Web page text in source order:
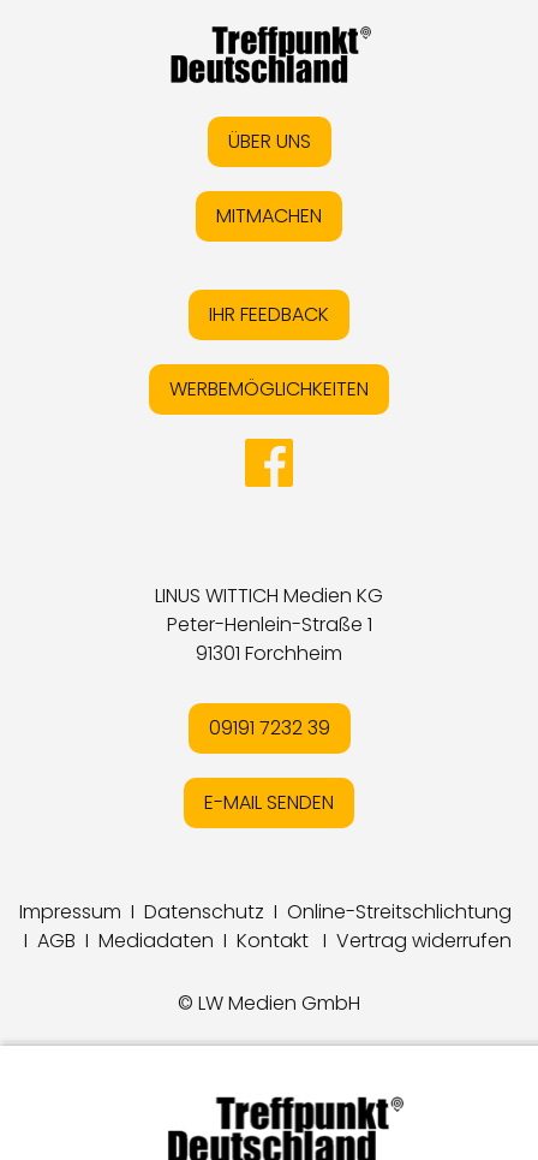
ÜBER UNS
MITMACHEN
IHR FEEDBACK
WERBEMÖGLICHKEITEN
LINUS WITTICH Medien KG
Peter-Henlein-Straße 1
91301 Forchheim
09191 7232 39
E-MAIL SENDEN
Impressum I Datenschutz I Online-Streitschlichtung
I AGB I Mediadaten I Kontakt I Vertrag widerrufen
© LW Medien GmbH